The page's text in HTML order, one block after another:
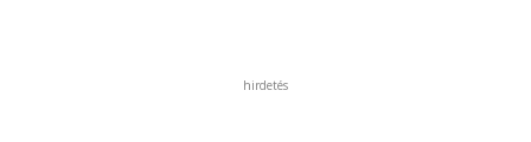
hirdetés